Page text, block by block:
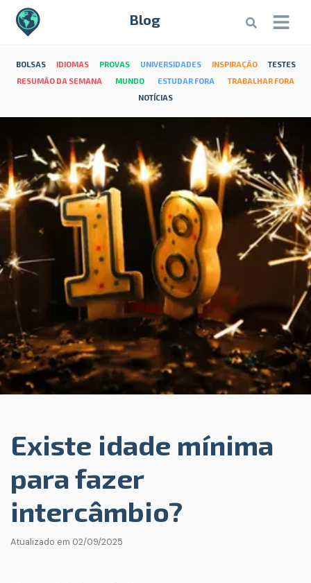
Blog
BOLSAS IDIOMAS PROVAS UNIVERSIDADES INSPIRAÇÃO
TESTES
RESUMÃO DA SEMANA
MUNDO ESTUDAR FORA
TRABALHAR FORA
NOTÍCIAS
Existe idade mínima
para fazer
intercâmbio?
Atualizado em 02/09/2025